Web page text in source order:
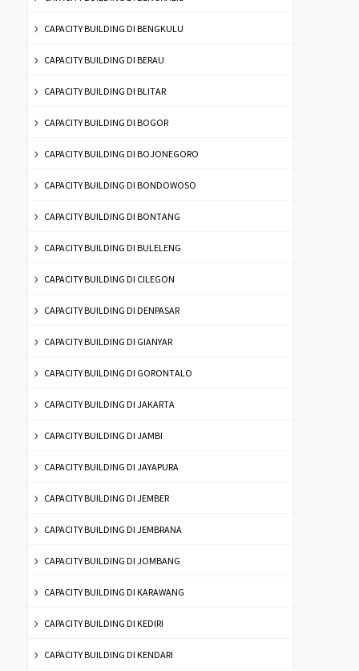
CAPACITY BUILDING DI BENGKULU
CAPACITY BUILDING DI BERAU
CAPACITY BUILDING DI BLITAR
CAPACITY BUILDING DI BOGOR
CAPACITY BUILDING DI BOJONEGORO
CAPACITY BUILDING DI BONDOWOSO
CAPACITY BUILDING DI BONTANG
CAPACITY BUILDING DI BULELENG
CAPACITY BUILDING DI CILEGON
CAPACITY BUILDING DI DENPASAR
CAPACITY BUILDING DI GIANYAR
CAPACITY BUILDING DI GORONTALO
CAPACITY BUILDING DI JAKARTA
CAPACITY BUILDING DI JAMBI
CAPACITY BUILDING DI JAYAPURA
CAPACITY BUILDING DI JEMBER
CAPACITY BUILDING DI JEMBRANA
CAPACITY BUILDING DI JOMBANG
CAPACITY BUILDING DI KARAWANG
CAPACITY BUILDING DI KEDIRI
CAPACITY BUILDING DI KENDARI